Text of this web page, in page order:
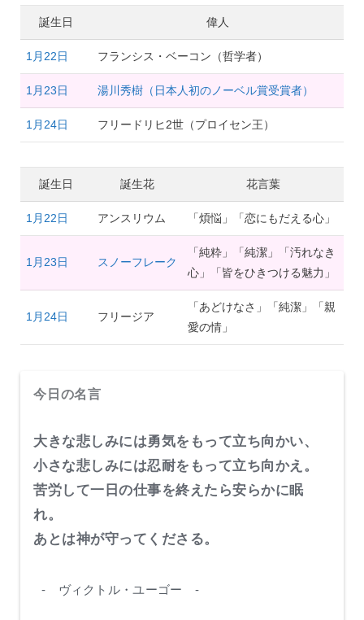
誕生日 偉人
1月22日 フランシス・ベーコン（哲学者）
1月23日 湯川秀樹（日本人初のノーベル賞受賞者）
1月24日 フリードリヒ2世（プロイセン王）
誕生日 誕生花 花言葉
1月22日 アンスリウム 「煩悩」「恋にもだえる心」
1月23日 スノーフレーク
「純粋」「純潔」「汚れなき
心」「皆をひきつける魅力」
1月24日 フリージア
「あどけなさ」「純潔」「親
愛の情」
今日の名言
大きな悲しみには勇気をもって立ち向かい、
小さな悲しみには忍耐をもって立ち向かえ。
苦労して一日の仕事を終えたら安らかに眠
れ。
あとは神が守ってくださる。
- ヴィクトル・ユーゴー -